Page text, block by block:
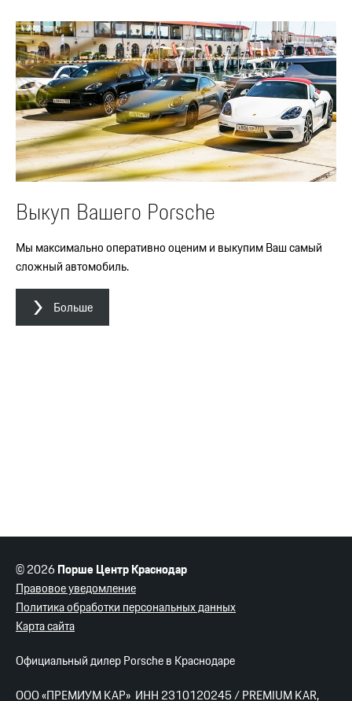
Выкуп Вашего Porsche
Мы максимально оперативно оценим и выкупим Ваш самый
сложный автомобиль.
Больше
© 2026Порше Центр Краснодар
Правовое уведомление
Политика обработки персональных данных
Карта сайта
Официальный дилер Porsche в Краснодаре
ООО «ПРЕМИУМ КАР» ИНН 2310120245 / PREMIUM KAR,